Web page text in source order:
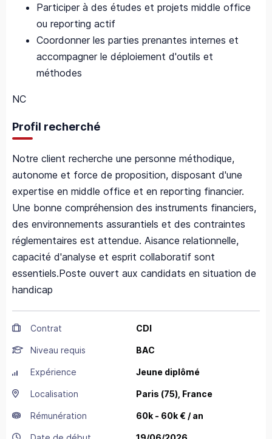
Participer à des études et projets middle office
ou reporting actif
Coordonner les parties prenantes internes et
accompagner le déploiement d'outils et
méthodes
NC
Profil recherché
Notre client recherche une personne méthodique,
autonome et force de proposition, disposant d'une
expertise en middle office et en reporting financier.
Une bonne compréhension des instruments financiers,
des environnements assurantiels et des contraintes
réglementaires est attendue. Aisance relationnelle,
capacité d'analyse et esprit collaboratif sont
essentiels.Poste ouvert aux candidats en situation de
handicap
Contrat CDI
Niveau requis BAC
Expérience Jeune diplômé
Localisation Paris (75), France
Rémunération 60k - 60k € / an